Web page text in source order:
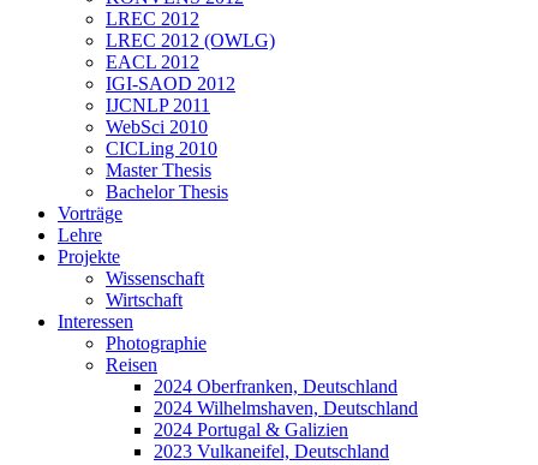
LREC 2012
LREC 2012 (OWLG)
EACL 2012
IGI-SAOD 2012
IJCNLP 2011
WebSci 2010
CICLing 2010
Master Thesis
Bachelor Thesis
Vorträge
Lehre
Projekte
Wissenschaft
Wirtschaft
Interessen
Photographie
Reisen
2024 Oberfranken, Deutschland
2024 Wilhelmshaven, Deutschland
2024 Portugal & Galizien
2023 Vulkaneifel, Deutschland